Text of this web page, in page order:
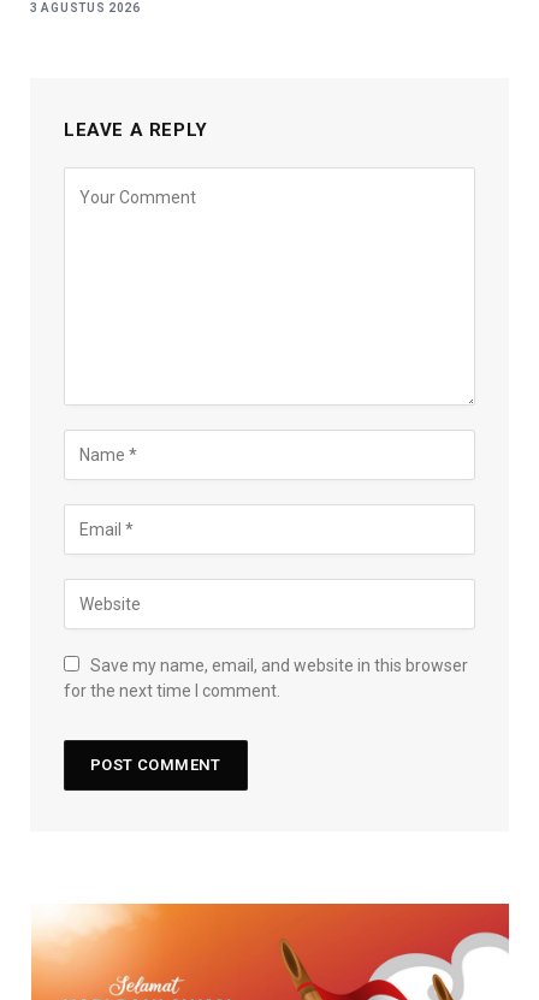
3 AGUSTUS 2026
LEAVE A REPLY
Save my name, email, and website in this browser
for the next time I comment.